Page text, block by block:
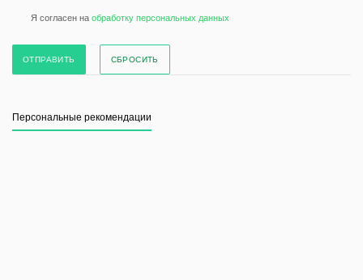
Я согласен на обработку персональных данных
СБРОСИТЬ
Персональные рекомендации